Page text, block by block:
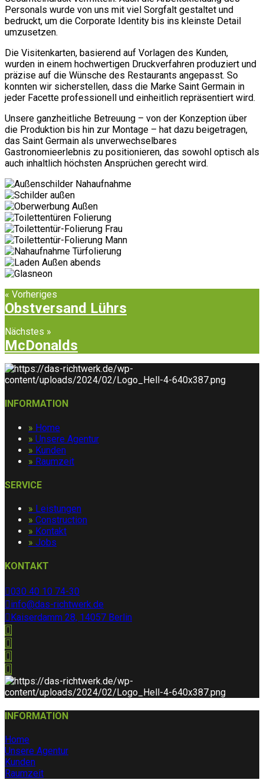
Personals wurde von uns mit viel Sorgfalt gestaltet und
bedruckt, um die Corporate Identity bis ins kleinste Detail
umzusetzen.
Die Visitenkarten, basierend auf Vorlagen des Kunden,
wurden in einem hochwertigen Druckverfahren produziert und
präzise auf die Wünsche des Restaurants angepasst. So
konnten wir sicherstellen, dass die Marke Saint Germain in
jeder Facette professionell und einheitlich repräsentiert wird.
Unsere ganzheitliche Betreuung – von der Konzeption über
die Produktion bis hin zur Montage – hat dazu beigetragen,
das Saint Germain als unverwechselbares
Gastronomieerlebnis zu positionieren, das sowohl optisch als
auch inhaltlich höchsten Ansprüchen gerecht wird.
« Vorheriges
Obstversand Lührs
Nächstes »
McDonalds
INFORMATION
» Home
» Unsere Agentur
» Kunden
» Raumzeit
SERVICE
» Leistungen
» Construction
» Kontakt
» Jobs
KONTAKT
030 40 10 74-30
info@das-richtwerk.de
Kaiserdamm 28, 14057 Berlin
INFORMATION
Home
Unsere Agentur
Kunden
Raumzeit